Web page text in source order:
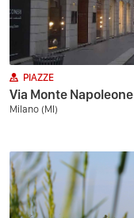
PIAZZE
Via Monte Napoleone
Milano (MI)